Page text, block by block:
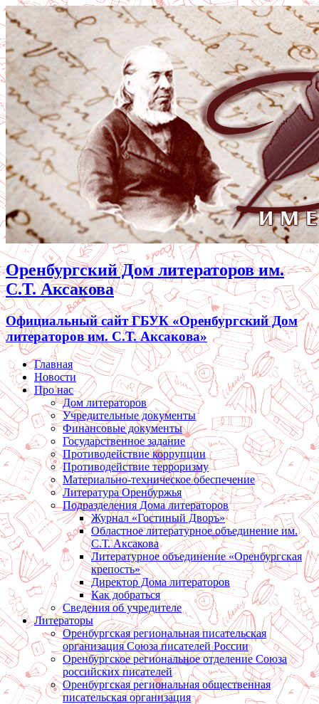
Оренбургский Дом литераторов им.
С.Т. Аксакова
Официальный сайт ГБУК «Оренбургский Дом
литераторов им. С.Т. Аксакова»
Главная
Новости
Про нас
Дом литераторов
Учредительные документы
Финансовые документы
Государственное задание
Противодействие коррупции
Противодействие терроризму
Материально-техническое обеспечение
Литература Оренбуржья
Подразделения Дома литераторов
Журнал «Гостиный Дворъ»
Областное литературное объединение им.
С.Т. Аксакова
Литературное объединение «Оренбургская
крепость»
Директор Дома литераторов
Как добраться
Сведения об учредителе
Литераторы
Оренбургская региональная писательская
организация Союза писателей России
Оренбургское региональное отделение Союза
российских писателей
Оренбургская региональная общественная
писательская организация